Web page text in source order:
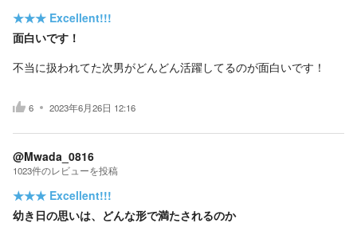
★★★ Excellent!!!
面白いです！
不当に扱われてた次男がどんどん活躍してるのが面白いです！
6 2023年6月26日 12:16
@Mwada_0816
1023件のレビューを投稿
★★★ Excellent!!!
幼き日の思いは、どんな形で満たされるのか